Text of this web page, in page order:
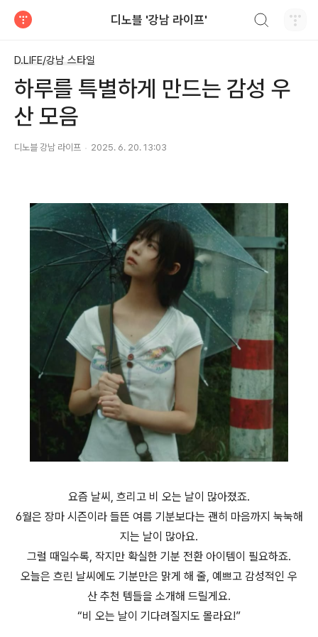
디노블 '강남 라이프'
D.LIFE/강남 스타일
하루를 특별하게 만드는 감성 우
산 모음
디노블 강남 라이프 2025. 6. 20. 13:03
요즘 날씨, 흐리고 비 오는 날이 많아졌죠.
6월은 장마 시즌이라 들뜬 여름 기분보다는 괜히 마음까지 눅눅해
지는 날이 많아요.
그럴 때일수록, 작지만 확실한 기분 전환 아이템이 필요하죠.
오늘은 흐린 날씨에도 기분만은 맑게 해 줄, 예쁘고 감성적인 우
산 추천 템들을 소개해 드릴게요.
“비 오는 날이 기다려질지도 몰라요!”